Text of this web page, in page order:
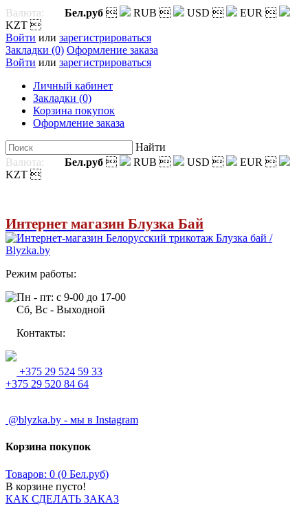
Валюта: Бел.руб  RUB  USD  EUR 
KZT 
Войти или зарегистрироваться
Закладки (0) Оформление заказа
Войти или зарегистрироваться
Личный кабинет
Закладки (0)
Корзина покупок
Оформление заказа
Найти
Валюта:
Бел.руб  RUB  USD  EUR 
KZT 
Интернет магазин Блузка Бай
Режим работы:
Пн - пт: с 9-00 до 17-00
Сб, Вс - Выходной
Контакты:
+375 29 524 59 33
+375 29 520 84 64
@blyzka.by - мы в Instagram
Корзина покупок
Товаров: 0 (0 Бел.руб)
В корзине пусто!
КАК СДЕЛАТЬ ЗАКАЗ